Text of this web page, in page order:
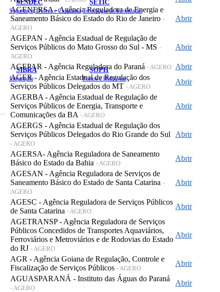
SESDEC
Segurança, Defesa e Cidadania
SETIC
Tecnologia da Informação
SIBRA
Integração
SOPH
Portos e Hidrovias
AGENERSA - Agência Reguladora de Energia e
Saneamento Básico do Estado do Rio de Janeiro -
AGERO
Abrir
AGEPAN - Agência Estadual de Regulação de
Serviços Públicos do Mato Grosso do Sul - MS -
AGERO
Abrir
AGEPAR - Agência Reguladora do Paraná - AGERO Abrir
AGER - Agência Estadual de Regulação dos
Serviços Públicos Delegados do MT - AGERO
Abrir
AGERBA - Agência Estadual de Regulação de
Serviços Públicos de Energia, Transporte e
Comunicações da BA - AGERO
Abrir
AGERGS - Agência Estadual de Regulação dos
Serviços Públicos Delegados do Rio Grande do Sul
- AGERO
Abrir
AGERSA- Agência Reguladora de Saneamento
Básico do Estado da Bahia - AGERO
Abrir
AGESAN - Agência Reguladora de Serviços de
Saneamento Básico do Estado de Santa Catarina -
AGERO
Abrir
AGESC - Agência Reguladora de Serviços Públicos
de Santa Catarina - AGERO
Abrir
AGETRANSP - Agência Reguladora de Serviços
Públicos Concedidos de Transportes Aquaviários,
Ferroviários e Metroviários e de Rodovias do Estado
do RJ - AGERO
Abrir
AGR - Agência Goiana de Regulação, Controle e
Fiscalização de Serviços Públicos - AGERO
Abrir
AGUASPARANÁ - Instituto das Águas do Paraná
- AGERO
Abrir